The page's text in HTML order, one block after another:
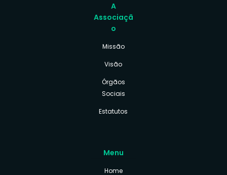
A
Associaçã
o
Missão
Visão
Órgãos
Sociais
Estatutos
Menu
Home